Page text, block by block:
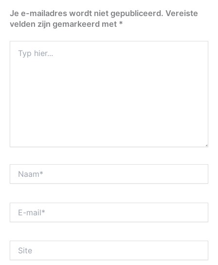
Je e-mailadres wordt niet gepubliceerd. Vereiste
velden zijn gemarkeerd met *
hier...
mail*